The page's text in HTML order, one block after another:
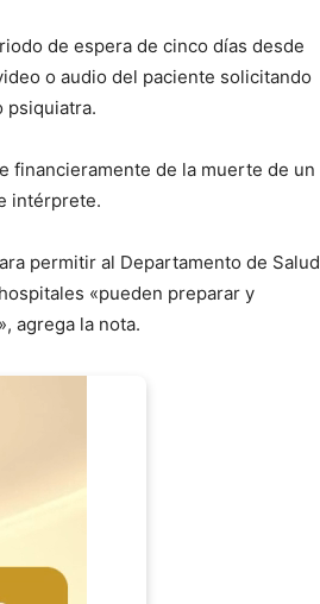
de espera de cinco días desde
o audio del paciente solicitando
psiquiatra.
financieramente de la muerte de un
intérprete.
permitir al Departamento de Salud
«pueden preparar y
agrega la nota.